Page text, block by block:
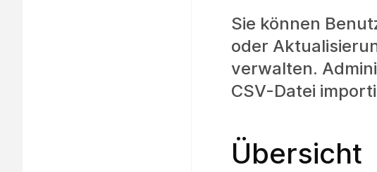
Sie können
oder
verwalten.
CSV-Datei
Übersicht